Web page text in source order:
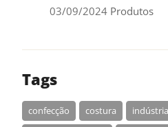
03/09/2024 Produtos
Tags
confecção costura